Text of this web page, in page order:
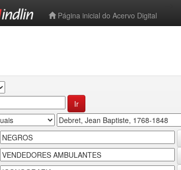
Página inicial do Acervo Digital